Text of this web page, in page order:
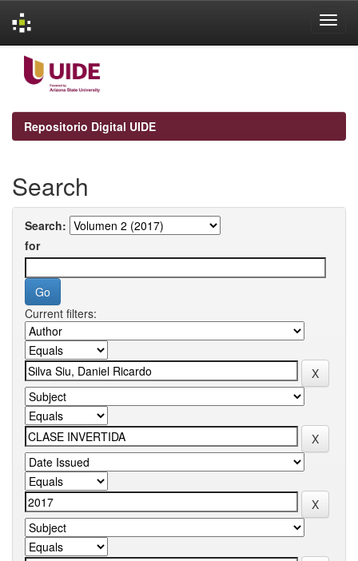
navigation
Repositorio Digital UIDE
Search
Search:
for
Current filters: